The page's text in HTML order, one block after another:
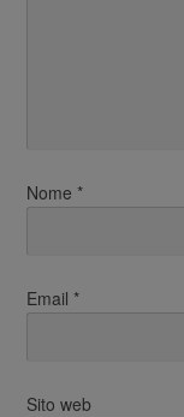
Nome*
Email*
Sito web